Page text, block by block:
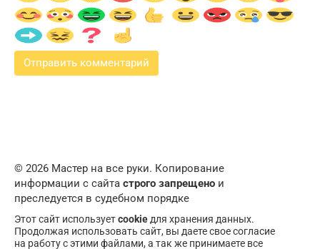
© 2026 Мастер на все руки. Копирование
информации с сайта строго запрещено и
преследуется в судебном порядке
Этот сайт используетcookie для хранения данных.
Продолжая использовать сайт, вы даете свое согласие
на работу с этими файлами, а так же принимаете все